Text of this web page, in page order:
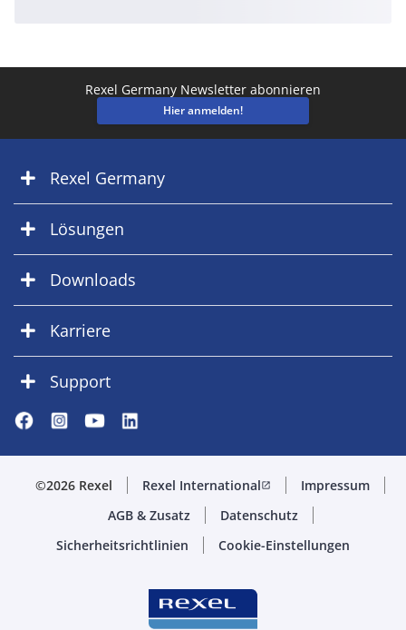
Rexel Germany Newsletter abonnieren
Hier anmelden!
Rexel Germany
Lösungen
Downloads
Karriere
Support
©2026 Rexel Rexel Internationalopen_in_new
Impressum
AGB & Zusatz
Datenschutz
Sicherheitsrichtlinien
Cookie-Einstellungen